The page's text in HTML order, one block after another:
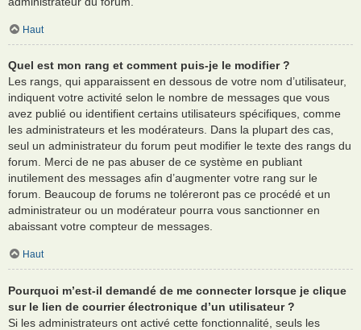
Haut
Quel est mon rang et comment puis-je le modifier ?
Les rangs, qui apparaissent en dessous de votre nom d’utilisateur,
indiquent votre activité selon le nombre de messages que vous
avez publié ou identifient certains utilisateurs spécifiques, comme
les administrateurs et les modérateurs. Dans la plupart des cas,
seul un administrateur du forum peut modifier le texte des rangs du
forum. Merci de ne pas abuser de ce système en publiant
inutilement des messages afin d’augmenter votre rang sur le
forum. Beaucoup de forums ne toléreront pas ce procédé et un
administrateur ou un modérateur pourra vous sanctionner en
abaissant votre compteur de messages.
Haut
Pourquoi m’est-il demandé de me connecter lorsque je clique
sur le lien de courrier électronique d’un utilisateur ?
Si les administrateurs ont activé cette fonctionnalité, seuls les